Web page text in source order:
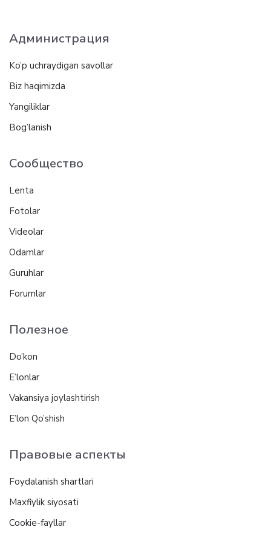
Администрация
Ko’p uchraydigan savollar
Biz haqimizda
Yangiliklar
Bog’lanish
Сообщество
Lenta
Fotolar
Videolar
Odamlar
Guruhlar
Forumlar
Полезное
Do’kon
E’lonlar
Vakansiya joylashtirish
E’lon Qo’shish
Правовые аспекты
Foydalanish shartlari
Maxfiylik siyosati
Cookie-fayllar